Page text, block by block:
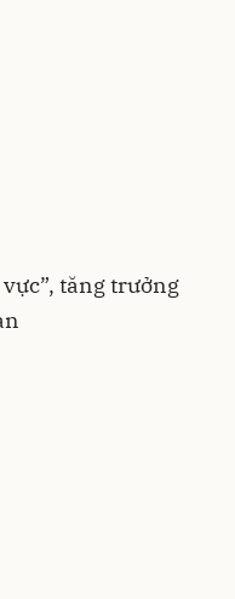
tăng trưởng